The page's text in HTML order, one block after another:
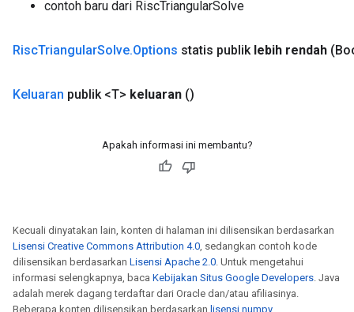
contoh baru dari RiscTriangularSolve
RiscTriangularSolve.Options statis publik lebih rendah
Keluaran publik <T> keluaran ()
Apakah informasi ini membantu?
Kecuali dinyatakan lain, konten di halaman ini dilisensikan berdasarkan
Lisensi Creative Commons Attribution 4.0, sedangkan contoh kode
dilisensikan berdasarkan Lisensi Apache 2.0. Untuk mengetahui
informasi selengkapnya, baca Kebijakan Situs Google Developers. Java
adalah merek dagang terdaftar dari Oracle dan/atau afiliasinya.
Beberapa konten dilisensikan berdasarkan lisensi numpy.